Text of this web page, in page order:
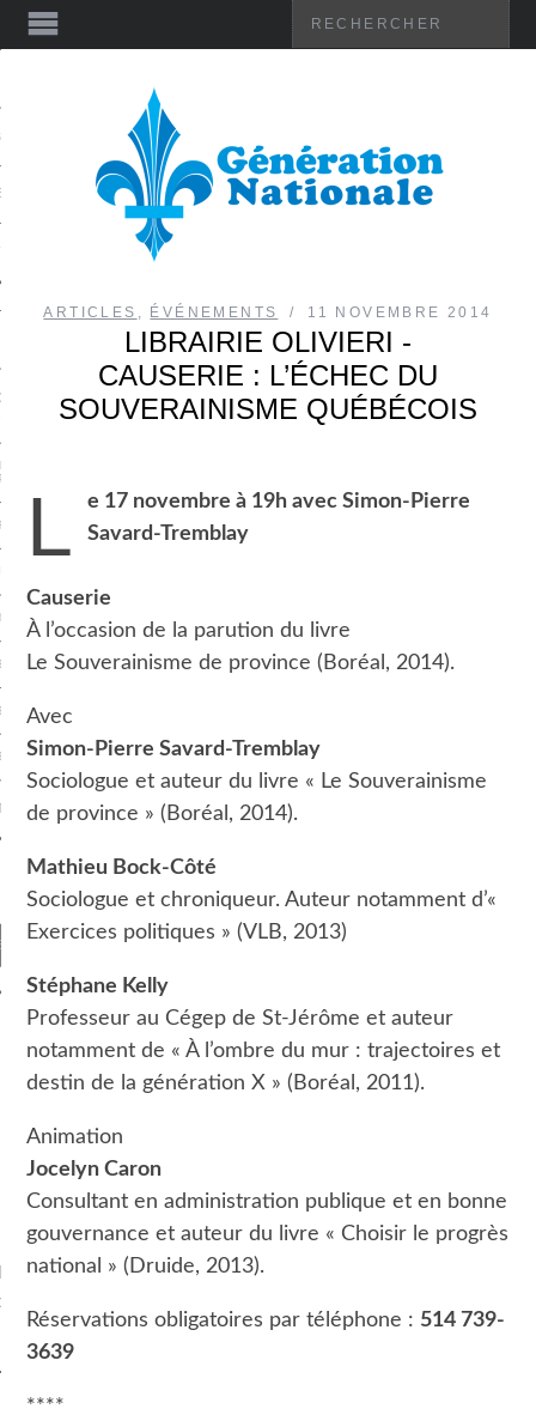
QUE GÉNÉRATION
SITES NOT ON GAMSTOP
LIGNE
LIGNE
LIGNE BONUS SANS DÉPÔT
VIDÉO
Savard-Tremblay -
du livre: L'État
succursale
ARTICLES , ÉVÉNEMENTS 11 NOVEMBRE 2014
LIBRAIRIE OLIVIERI -
CAUSERIE : L’ÉCHEC DU
SOUVERAINISME QUÉBÉCOIS
L
e 17 novembre à 19h avec Simon-Pierre
Savard-Tremblay
Causerie
À l’occasion de la parution du livre
Le Souverainisme de province (Boréal, 2014).
Avec
Simon-Pierre Savard-Tremblay
Sociologue et auteur du livre « Le Souverainisme
de province » (Boréal, 2014).
Mathieu Bock-Côté
Sociologue et chroniqueur. Auteur notamment d’«
Exercices politiques » (VLB, 2013)
Stéphane Kelly
Professeur au Cégep de St-Jérôme et auteur
notamment de « À l’ombre du mur : trajectoires et
destin de la génération X » (Boréal, 2011).
Animation
Jocelyn Caron
Consultant en administration publique et en bonne
gouvernance et auteur du livre « Choisir le progrès
national » (Druide, 2013).
Réservations obligatoires par téléphone : 514 739-
3639
****